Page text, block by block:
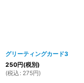
グリーティングカード3
250円(税別)
(税込 : 275円)